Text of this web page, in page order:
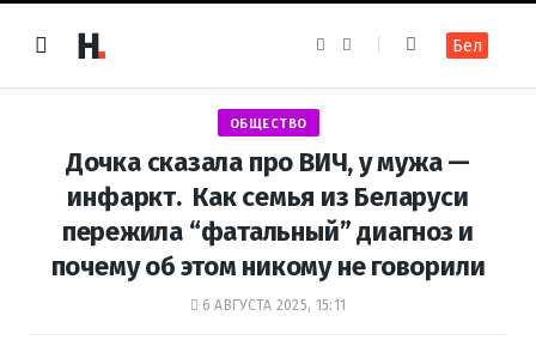
e
k
t
m
Бел
ОБЩЕСТВО
Дочка сказала про ВИЧ, у мужа —
инфаркт. Как семья из Беларуси
пережила “фатальный” диагноз и
почему об этом никому не говорили
6 АВГУСТА 2025, 15:11